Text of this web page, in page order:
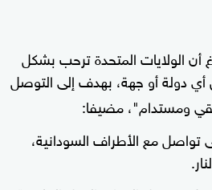
أن الولايات المتحدة ترحب بشكل
دولة أو جهة، بهدف إلى التوصل
ومستدام"، مضيفا:
تواصل مع الأطراف السودانية،